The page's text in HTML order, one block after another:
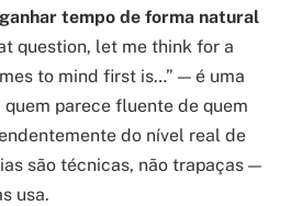
tempo de forma natural
question, let me think for a
to mind first is…” — é uma
parece fluente de quem
do nível real de
são técnicas, não trapaças —
usa.